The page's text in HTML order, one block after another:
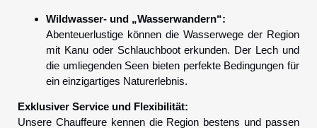
Wildwasser- und „Wasserwandern“:
Abenteuerlustige können die Wasserwege der Region
mit Kanu oder Schlauchboot erkunden. Der Lech und
die umliegenden Seen bieten perfekte Bedingungen für
ein einzigartiges Naturerlebnis.
Exklusiver Service und Flexibilität:
Unsere Chauffeure kennen die Region bestens und passen